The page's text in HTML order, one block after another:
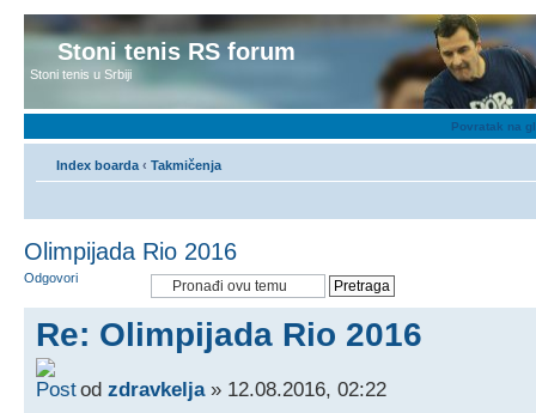
Stoni tenis RS forum
Stoni tenis u Srbiji
Povratak na
Index boarda ‹ Takmičenja
Olimpijada Rio 2016
Odgovori
Re: Olimpijada Rio 2016
od zdravkelja» 12.08.2016, 02:22